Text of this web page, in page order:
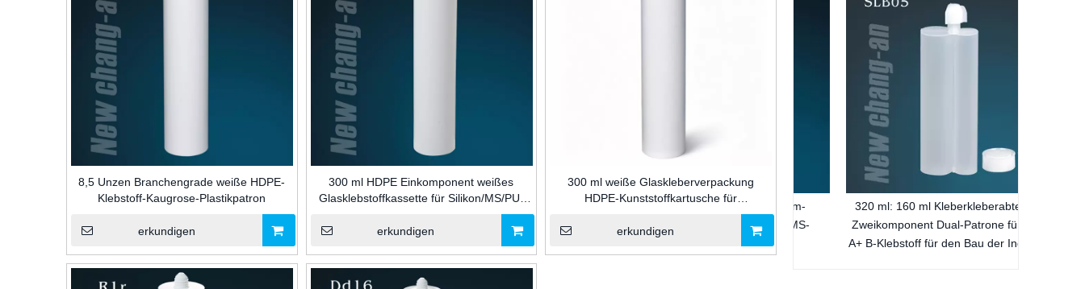
8,5 Unzen Branchengrade weiße HDPE-
Klebstoff-Kaugrose-Plastikpatron
erkundigen
300 ml HDPE Einkomponent weißes
Glasklebstoffkassette für Silikon/MS/PU-
Dichtmittelverpackung für Fenster- und
Türdichtungen
erkundigen
300 ml weiße Glaskleberverpackung
HDPE-Kunststoffkartusche für
erkundigen
300 ml leere HDPE-Aluminium-
plastische Patrone NU01 für MS-
320 ml: 160 ml Kleberkleberabteilung
Zweikomponent Dual-Patrone für Pack
A+ B-Klebstoff für den Bau der Industrie